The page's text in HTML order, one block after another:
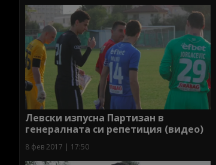
Левски изпусна Партизан в
генералната си репетиция (видео)
8 фев 2017 | 17:50